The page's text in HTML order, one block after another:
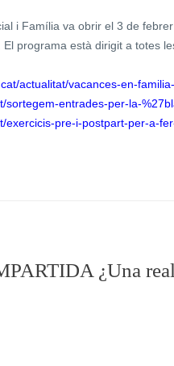
i Família va obrir el 3 de
El programa està dirigit a totes
actualitat/vacances-en-
sortegem-entrades-per-la-
exercicis-pre-i-postpart-per-a-